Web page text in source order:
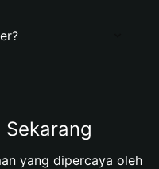
yang dipercaya oleh